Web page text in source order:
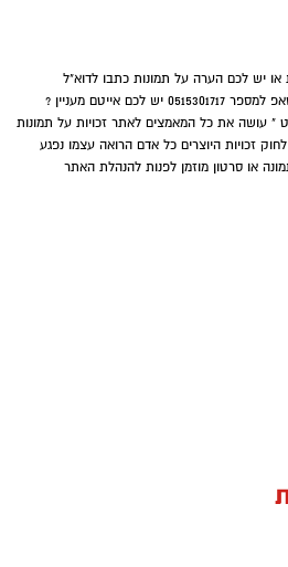
יש לכם הערה על תמונות כתבו לדוא"ל
או בווטסאפ למספר 0515301717 יש לכם אייטם מעניין ?
" עושה את כל המאמצים לאתר זכויות על תמונות
אולם, בהתאם לסעיף 27א' לחוק זכויות היוצרים כל אדם הרואה עצמו נפגע
או סרטון מוזמן לפנות להנהלת האתר